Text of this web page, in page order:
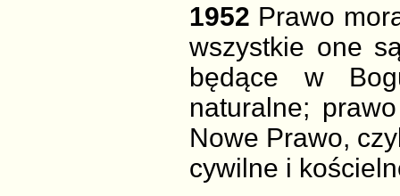
1952 Prawo
wszystkie one
będące w
naturalne;
Nowe Prawo,
cywilne i